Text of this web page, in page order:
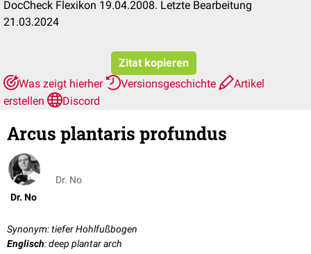
DocCheck Flexikon 19.04.2008. Letzte Bearbeitung
21.03.2024
Zitat kopieren
Was zeigt hierher
Versionsgeschichte
Artikel
erstellen
Discord
Arcus plantaris profundus
Dr. No
Dr. No
Synonym: tiefer Hohlfußbogen
Englisch: deep plantar arch